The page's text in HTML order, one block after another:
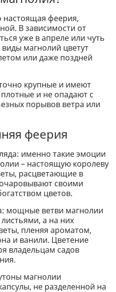
настоящая феерия,
В зависимости от
уже в апреле или чуть
магнолий цветут
или даже поздней
крупные и имеют
и не опадают с
порывов ветра или
феерия
именно такие эмоции
– настоящую королеву
расцветающие в
своими
цветов.
мощные ветви магнолии
а на них
пленяя ароматом,
и ванили. Цветение
владельцам садов
магнолии
не разделенной на